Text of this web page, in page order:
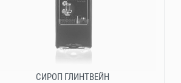
СИРОП ГЛИНТВЕЙН